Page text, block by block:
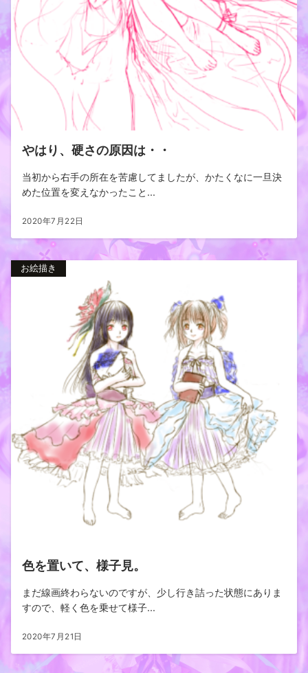
やはり、硬さの原因は・・
当初から右手の所在を苦慮してましたが、かたくなに一旦決
めた位置を変えなかったこと...
2020年7月22日
お絵描き
色を置いて、様子見。
まだ線画終わらないのですが、少し行き詰った状態にありま
すので、軽く色を乗せて様子...
2020年7月21日